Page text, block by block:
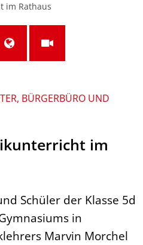
im Rathaus
BÜRGERBÜRO UND
im
Schüler der Klasse 5d
in
Marvin Morchel